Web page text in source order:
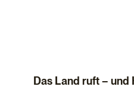
Das Land ruft – und